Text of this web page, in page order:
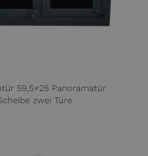
59,5×25 Panoramatür
zwei Türe